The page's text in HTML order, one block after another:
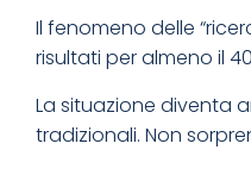
Il fenomeno delle
risultati per almeno il
La situazione diventa
tradizionali. Non